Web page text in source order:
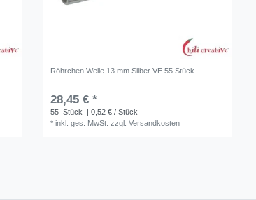
Röhrchen Welle 13 mm Silber VE 55 Stück
28,45 € *
55 Stück
| 0,52 € / Stück
*inkl. ges. MwSt. zzgl.Versandkosten